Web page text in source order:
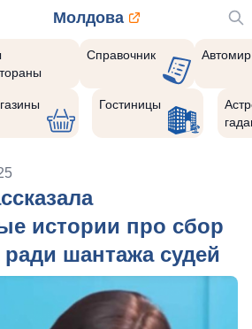
Молдова
Справочник Автомир
Гостиницы
истории про сбор
шантажа судей